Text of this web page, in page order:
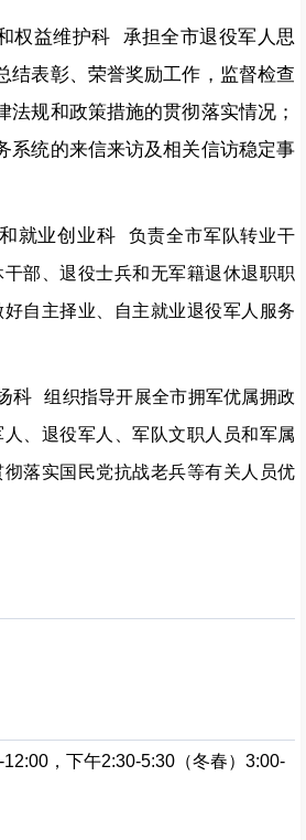
权益维护科 承担全市退役军人思
结表彰、荣誉奖励工作，监督检查
法规和政策措施的贯彻落实情况；
系统的来信来访及相关信访稳定事
和就业创业科负责全市军队转业干
部、退役士兵和无军籍退休退职职
自主择业、自主就业退役军人服务
扬科组织指导开展全市拥军优属拥政
、退役军人、军队文职人员和军属
落实国民党抗战老兵等有关人员优
，下午2:30-5:30（冬春）3:00-